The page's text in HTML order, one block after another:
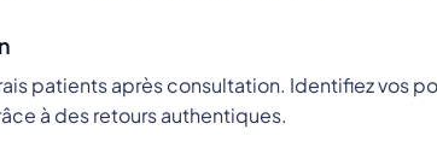
patients après consultation. Identifiez vos
à des retours authentiques.